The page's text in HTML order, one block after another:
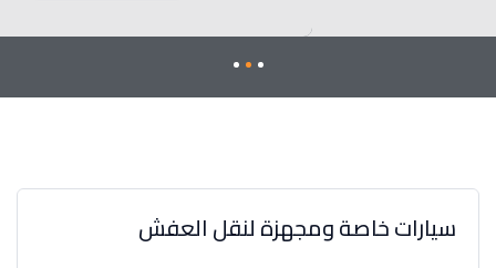
سيارات خاصة ومجهزة لنقل العفش